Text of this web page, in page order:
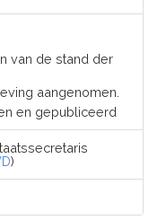
van de stand der
aangenomen.
en gepubliceerd
)